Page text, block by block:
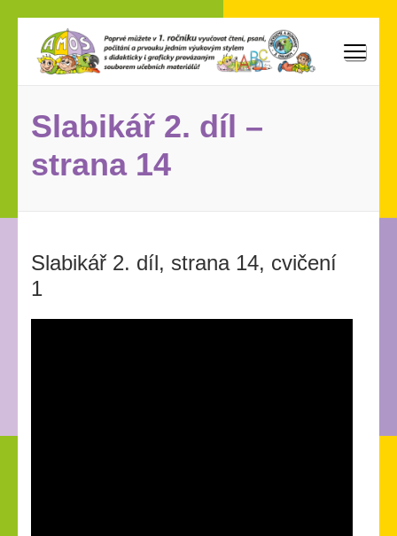
Přeskočit
obsah
Enter)AMOS
provázaným souborem učebních materiálů!
Slabikář 2. díl –
strana 14
Slabikář 2. díl, strana 14, cvičení
1